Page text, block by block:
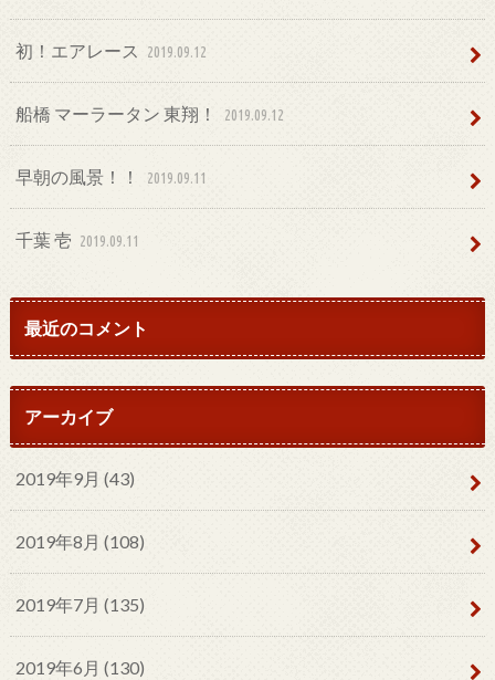
初！エアレース 2019.09.12
船橋 マーラータン 東翔！ 2019.09.12
早朝の風景！！ 2019.09.11
千葉 壱 2019.09.11
最近のコメント
アーカイブ
2019年9月 (43)
2019年8月 (108)
2019年7月 (135)
2019年6月 (130)